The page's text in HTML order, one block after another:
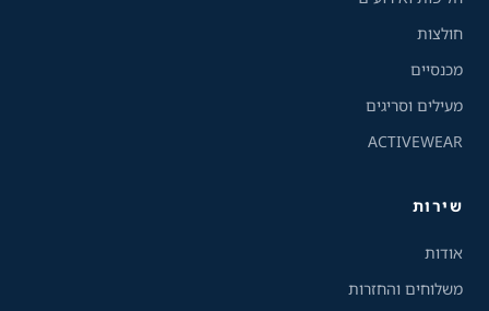
חולצות
מכנסיים
מעילים וסריגים
ACTIVEWEAR
שירות
אודות
משלוחים והחזרות